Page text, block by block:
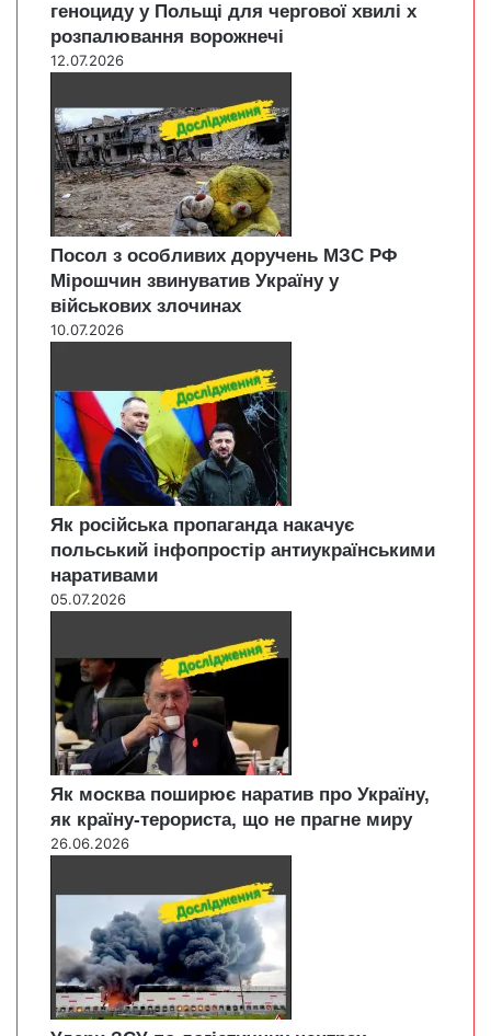
геноциду у Польщі для чергової хвилі х
розпалювання ворожнечі
12.07.2026
Посол з особливих доручень МЗС РФ
Мірошчин звинуватив Україну у
військових злочинах
10.07.2026
Як російська пропаганда накачує
польський інфопростір антиукраїнськими
наративами
05.07.2026
Як москва поширює наратив про Україну,
як країну-терориста, що не прагне миру
26.06.2026